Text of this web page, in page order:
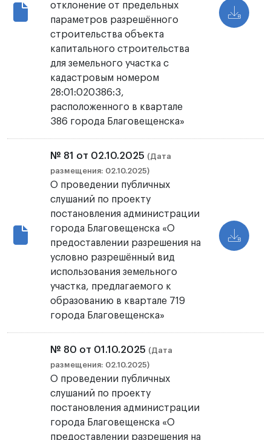
отклонение от предельных
параметров разрешённого
строительства объекта
капитального строительства
для земельного участка с
кадастровым номером
28:01:020386:3,
расположенного в квартале
386 города Благовещенска»
№ 81 от 02.10.2025 (Дата
размещения: 02.10.2025)
О проведении публичных
слушаний по проекту
постановления администрации
города Благовещенска «О
предоставлении разрешения на
условно разрешённый вид
использования земельного
участка, предлагаемого к
образованию в квартале 719
города Благовещенска»
№ 80 от 01.10.2025 (Дата
размещения: 02.10.2025)
О проведении публичных
слушаний по проекту
постановления администрации
города Благовещенска «О
предоставлении разрешения на